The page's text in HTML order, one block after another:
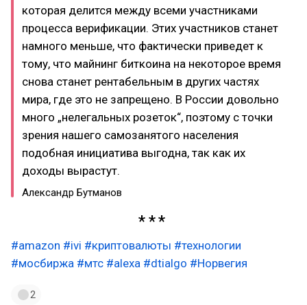
которая делится между всеми участниками
процесса верификации. Этих участников станет
намного меньше, что фактически приведет к
тому, что майнинг биткоина на некоторое время
снова станет рентабельным в других частях
мира, где это не запрещено. В России довольно
много „нелегальных розеток“, поэтому с точки
зрения нашего самозанятого населения
подобная инициатива выгодна, так как их
доходы вырастут.
Александр Бутманов
#amazon #ivi #криптовалюты #технологии
#мосбиржа #мтс #alexa #dtialgo #Норвегия
2